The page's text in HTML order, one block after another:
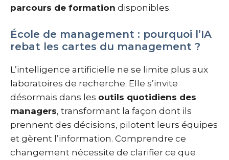
parcours de formation disponibles.
École de management : pourquoi l’IA
rebat les cartes du management ?
L’intelligence artificielle ne se limite plus aux
laboratoires de recherche. Elle s’invite
désormais dans les outils quotidiens des
managers, transformant la façon dont ils
prennent des décisions, pilotent leurs équipes
et gèrent l’information. Comprendre ce
changement nécessite de clarifier ce que